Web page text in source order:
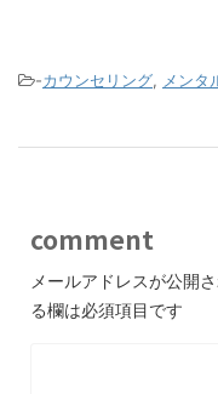
-カウンセリング, メンタ
comment
メールアドレスが公開
る欄は必須項目です